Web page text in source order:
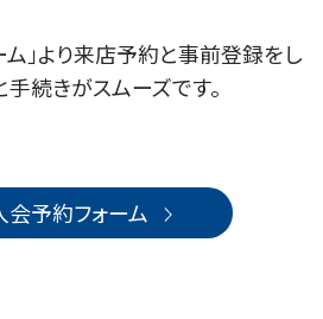
ム」より来店予約と事前登録をし
手続きがスムーズです。
予約フォーム